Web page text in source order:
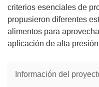
criterios esenciales de
propusieron diferentes
alimentos para
aplicación de alta
Información del